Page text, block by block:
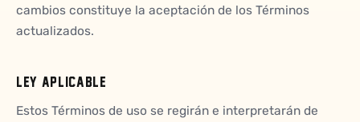
cambios constituye la aceptación de los Términos
actualizados.
LEY APLICABLE
Estos Términos de uso se regirán e interpretarán de